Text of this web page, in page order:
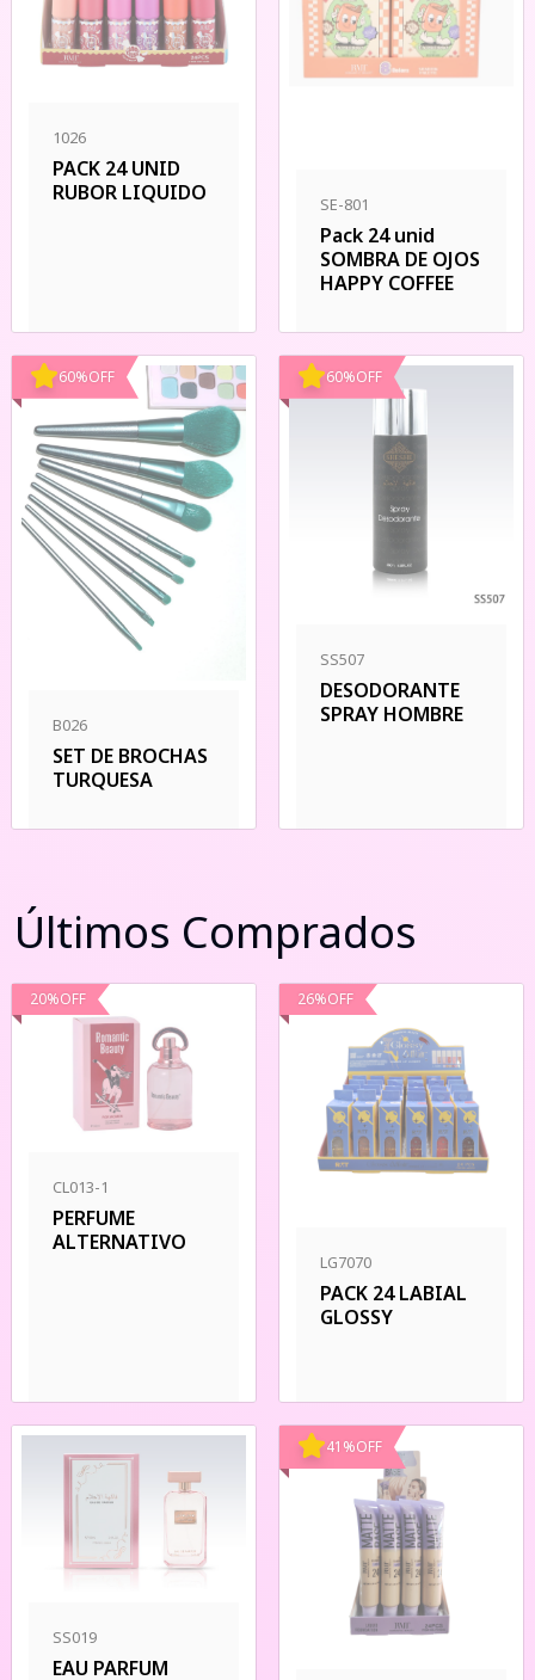
1026
PACK 24 UNID
RUBOR LIQUIDO
SE-801
Pack 24 unid
SOMBRA DE OJOS
HAPPY COFFEE
60%OFF
B026
SET DE BROCHAS
TURQUESA
60%OFF
SS507
DESODORANTE
SPRAY HOMBRE
Últimos Comprados
20%OFF
CL013-1
PERFUME
ALTERNATIVO
26%OFF
LG7070
PACK 24 LABIAL
GLOSSY
SS019
EAU PARFUM
41 %OFF